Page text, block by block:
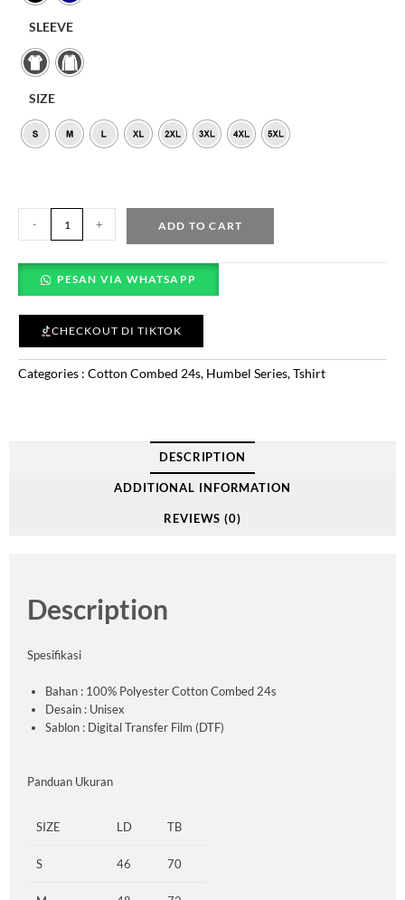
SLEEVE
SIZE
- + ADD TO CART
PESAN VIA WHATSAPP
CHECKOUT DI TIKTOK
Categories : Cotton Combed 24s, Humbel Series,Tshirt
DESCRIPTION
ADDITIONAL INFORMATION
REVIEWS (0)
Description
Spesifikasi
Bahan : 100% Polyester Cotton Combed 24s
Desain : Unisex
Sablon : Digital Transfer Film (DTF)
Panduan Ukuran
SIZE LD TB
S 46 70